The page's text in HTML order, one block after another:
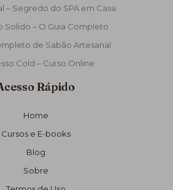
– Segredo do SPA em Casa
Solido – O Guia Completo
de Sabão Artesanal
Cold – Curso Online
Rápido
Home
Cursos e E-books
Blog
Sobre